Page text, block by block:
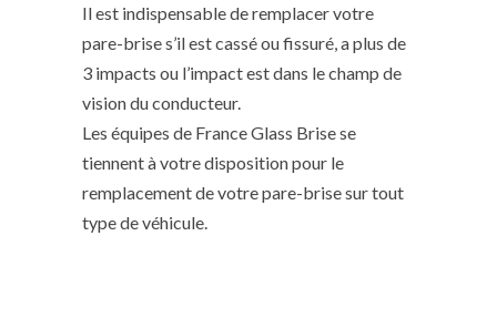
Il est indispensable de remplacer votre
pare-brise s’il est cassé ou fissuré, a plus de
3 impacts ou l’impact est dans le champ de
vision du conducteur.
Les équipes de France Glass Brise se
tiennent à votre disposition pour le
remplacement de votre pare-brise sur tout
type de véhicule.